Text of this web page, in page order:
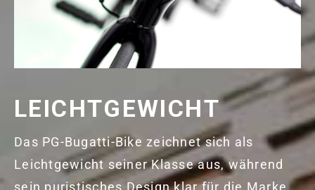
LEICHTGEWICHT
Das PG-Bugatti-Bike zeichnet sich als
Leichtgewicht seiner Klasse aus, während